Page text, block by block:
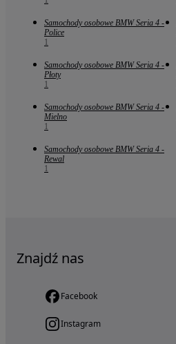
Samochody osobowe BMW Seria 4 -
Police
1
Samochody osobowe BMW Seria 4 -
Płoty
1
Samochody osobowe BMW Seria 4 -
Mielno
1
Samochody osobowe BMW Seria 4 -
Rewal
1
Znajdź nas
Facebook
Instagram